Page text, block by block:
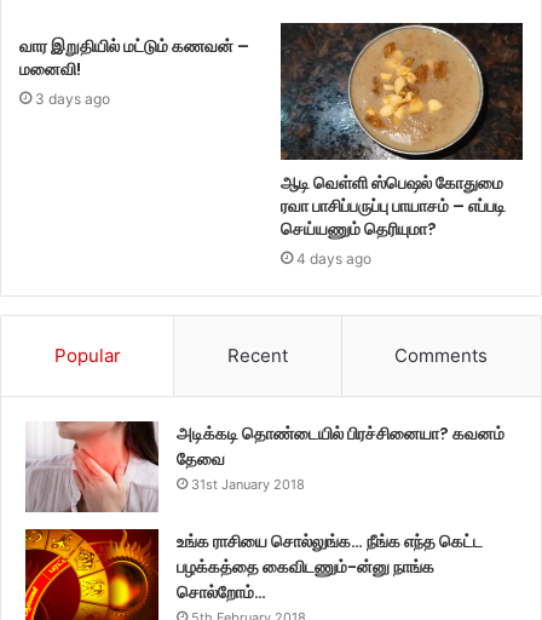
வார இறுதியில் மட்டும் கணவன் –
மனைவி!
3 days ago
ஆடி வெள்ளி ஸ்பெஷல் கோதுமை
ரவா பாசிப்பருப்பு பாயாசம் – எப்படி
செய்யணும் தெரியுமா?
4 days ago
Popular Recent Comments
அடிக்கடி தொண்டையில் பிரச்சினையா? கவனம்
தேவை
31st January 2018
உங்க ராசியை சொல்லுங்க… நீங்க எந்த கெட்ட
பழக்கத்தை கைவிடணும்-ன்னு நாங்க
சொல்றோம்…